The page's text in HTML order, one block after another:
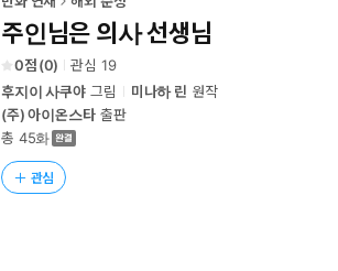
주인님은 의사 선생님
0 (0) 관심 19
후지이 사쿠야 그림 미나하 린 원작
(주) 아이온스타출판
총 45화
관심